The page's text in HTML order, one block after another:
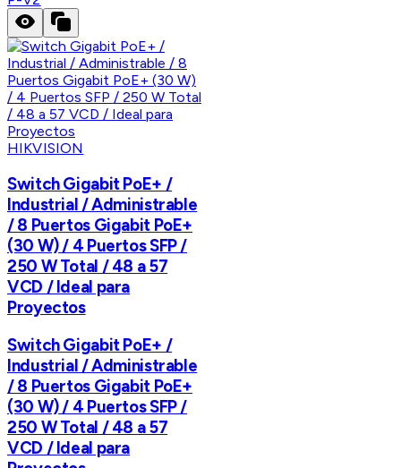
HIKVISION
Switch Gigabit PoE+ /
Industrial / Administrable
/ 8 Puertos Gigabit PoE+
(30 W) / 4 Puertos SFP /
250 W Total / 48 a 57
VCD / Ideal para
Proyectos
Switch Gigabit PoE+ /
Industrial / Administrable
/ 8 Puertos Gigabit PoE+
(30 W) / 4 Puertos SFP /
250 W Total / 48 a 57
VCD / Ideal para